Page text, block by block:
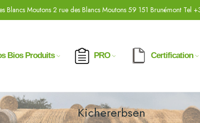
Blancs Moutons 2 rue des Blancs Moutons 59 151 Brunémont Tel
Bios Produits PRO Certification
Kichererbsen